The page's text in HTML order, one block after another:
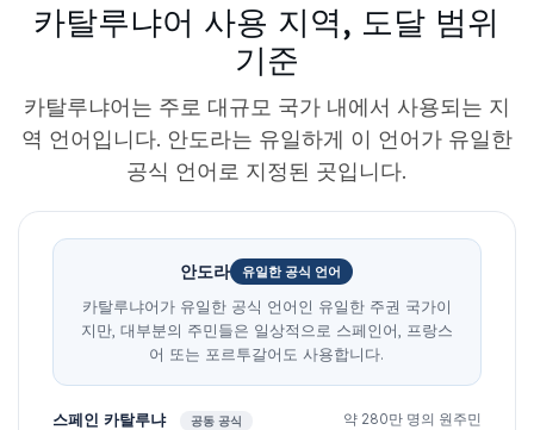
카탈루냐어 사용 지역, 도달 범위
기준
카탈루냐어는 주로 대규모 국가 내에서 사용되는 지
역 언어입니다. 안도라는 유일하게 이 언어가 유일한
공식 언어로 지정된 곳입니다.
안도라 유일한 공식 언어
카탈루냐어가 유일한 공식 언어인 유일한 주권 국가이
지만, 대부분의 주민들은 일상적으로 스페인어, 프랑스
어 또는 포르투갈어도 사용합니다.
스페인 카탈루냐 공동 공식 약 280만 명의 원주민